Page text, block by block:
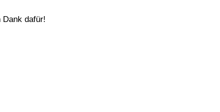
Dank dafür!